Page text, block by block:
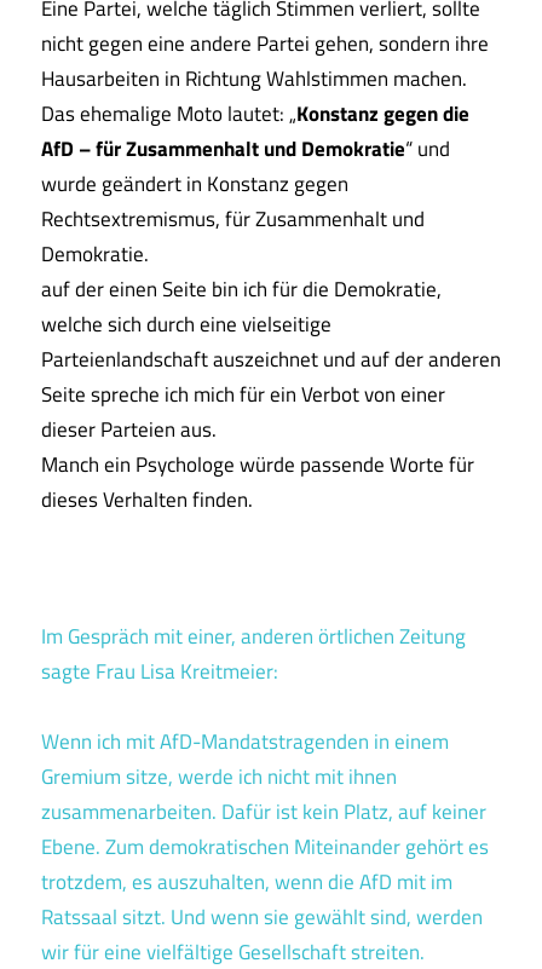
Eine Partei, welche täglich Stimmen verliert, sollte
nicht gegen eine andere Partei gehen, sondern ihre
Hausarbeiten in Richtung Wahlstimmen machen.
Das ehemalige Moto lautet: „Konstanz gegen die
AfD – für Zusammenhalt und Demokratie“ und
wurde geändert in Konstanz gegen
Rechtsextremismus, für Zusammenhalt und
Demokratie.
auf der einen Seite bin ich für die Demokratie,
welche sich durch eine vielseitige
Parteienlandschaft auszeichnet und auf der anderen
Seite spreche ich mich für ein Verbot von einer
dieser Parteien aus.
Manch ein Psychologe würde passende Worte für
dieses Verhalten finden.
Im Gespräch mit einer, anderen örtlichen Zeitung
sagte Frau Lisa Kreitmeier:
Wenn ich mit AfD-Mandatstragenden in einem
Gremium sitze, werde ich nicht mit ihnen
zusammenarbeiten. Dafür ist kein Platz, auf keiner
Ebene. Zum demokratischen Miteinander gehört es
trotzdem, es auszuhalten, wenn die AfD mit im
Ratssaal sitzt. Und wenn sie gewählt sind, werden
wir für eine vielfältige Gesellschaft streiten.